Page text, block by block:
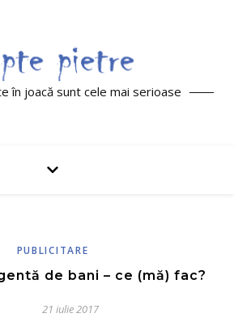
în joacă sunt cele mai serioase
PUBLICITARE
de bani – ce (mă) fac?
21 iulie 2017